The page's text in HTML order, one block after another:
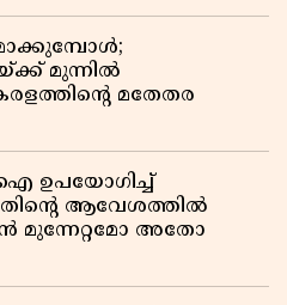
മുന്നിൽ
മതേതര
ഉപയോഗിച്ച്
ആവേശത്തിൽ
മുന്നേറ്റമോ അതോ